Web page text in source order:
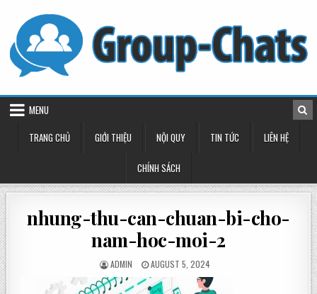
content
MENU
TRANG CHỦ
GIỚI THIỆU NỘI QUY TIN TỨC LIÊN HỆ
CHÍNH SÁCH
nhung-thu-can-chuan-bi-cho-
nam-hoc-moi-2
POSTED
BY
ADMIN
POSTED
ON
AUGUST 5, 2024